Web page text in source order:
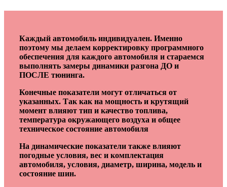
Каждый автомобиль индивидуален. Именно
поэтому мы делаем корректировку программного
обеспечения для каждого автомобиля и стараемся
выполнять замеры динамики разгона ДО и
ПОСЛЕ тюнинга.
Конечные показатели могут отличаться от
указанных. Так как на мощность и крутящий
момент влияют тип и качество топлива,
температура окружающего воздуха и общее
техническое состояние автомобиля
На динамические показатели также влияют
погодные условия, вес и комплектация
автомобиля, условия, диаметр, ширина, модель и
состояние шин.